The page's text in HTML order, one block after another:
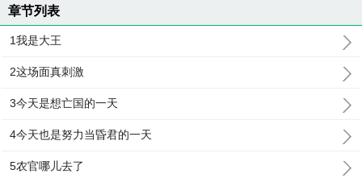
章节列表
1我是大王
2这场面真刺激
3今天是想亡国的一天
4今天也是努力当昏君的一天
5农官哪儿去了